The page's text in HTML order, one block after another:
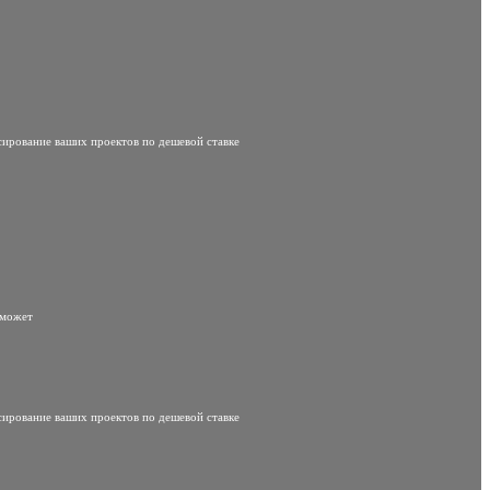
ваших проектов по дешевой ставке
ваших проектов по дешевой ставке